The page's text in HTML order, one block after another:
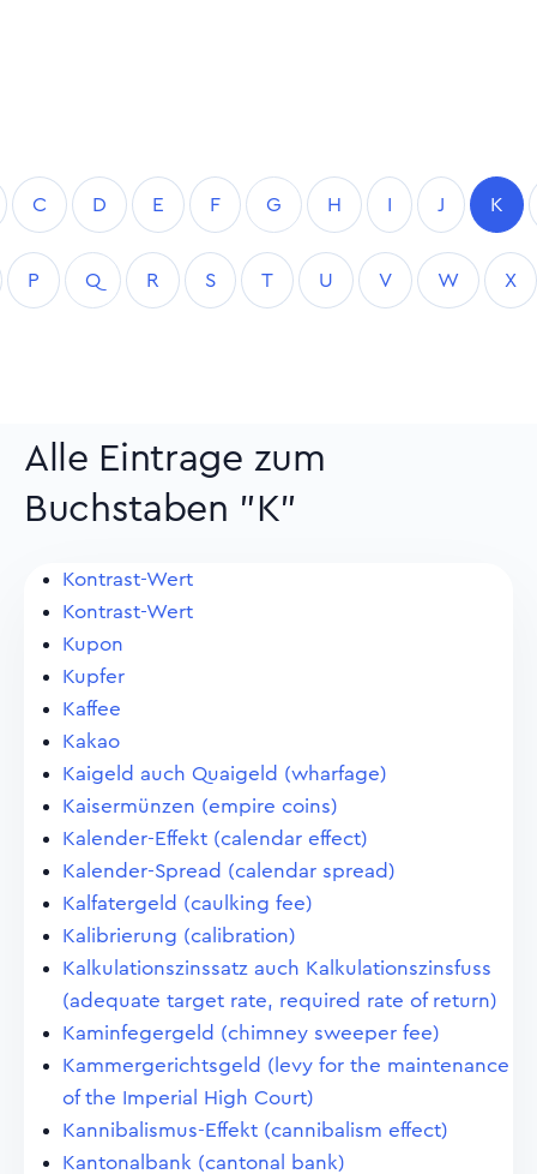
C D E F G H I J K
P Q R S T U V W X
Alle Eintrage zum
Buchstaben "K"
Kontrast-Wert
Kontrast-Wert
Kupon
Kupfer
Kaffee
Kakao
Kaigeld auch Quaigeld (wharfage)
Kaisermünzen (empire coins)
Kalender-Effekt (calendar effect)
Kalender-Spread (calendar spread)
Kalfatergeld (caulking fee)
Kalibrierung (calibration)
Kalkulationszinssatz auch Kalkulationszinsfuss
(adequate target rate, required rate of return)
Kaminfegergeld (chimney sweeper fee)
Kammergerichtsgeld (levy for the maintenance
of the Imperial High Court)
Kannibalismus-Effekt (cannibalism effect)
Kantonalbank (cantonal bank)